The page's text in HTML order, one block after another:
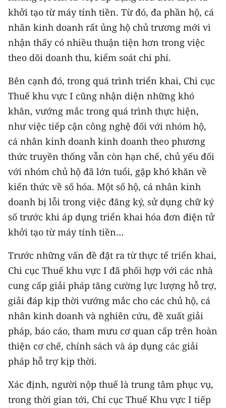
CHUYÊN ĐỀ
CÁC CHUYÊN TRANG
VỀ BÁO NHÂN DÂN
THỜI NAY
NHÂN DÂN CUỐI TUẦN
NHÂN DÂN HẰNG THÁNG
MUA BÁO
ĐỌC BÁO IN
ENGLISH
中文
FRANÇAIS
РУССКИЙ
ESPAÑOL
한국어
khởi tạo từ máy tính tiền. Từ đó, đa phần hộ, cá
nhân kinh doanh rất ủng hộ chủ trương mới vì
nhận thấy có nhiều thuận tiện hơn trong việc
theo dõi doanh thu, kiểm soát chi phí.
Bên cạnh đó, trong quá trình triển khai, Chi cục
Thuế khu vực I cũng nhận diện những khó
khăn, vướng mắc trong quá trình thực hiện,
như việc tiếp cận công nghệ đối với nhóm hộ,
cá nhân kinh doanh kinh doanh theo phương
thức truyền thống vẫn còn hạn chế, chủ yếu đối
với nhóm chủ hộ đã lớn tuổi, gặp khó khăn về
kiến thức về số hóa. Một số hộ, cá nhân kinh
doanh bị lỗi trong việc đăng ký, sử dụng chữ ký
số trước khi áp dụng triển khai hóa đơn điện tử
khởi tạo từ máy tính tiền…
Trước những vấn đề đặt ra từ thực tế triển khai,
Chi cục Thuế khu vực I đã phối hợp với các nhà
cung cấp giải pháp tăng cường lực lượng hỗ trợ,
giải đáp kịp thời vướng mắc cho các chủ hộ, cá
nhân kinh doanh và nghiên cứu, đề xuất giải
pháp, báo cáo, tham mưu cơ quan cấp trên hoàn
thiện cơ chế, chính sách và áp dụng các giải
pháp hỗ trợ kịp thời.
Xác định, người nộp thuế là trung tâm phục vụ,
trong thời gian tới, Chi cục Thuế Khu vực I tiếp